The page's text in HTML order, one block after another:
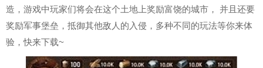
造，游戏中玩家们将会在这个土地上奖励富饶的城市， 并且还要
奖励军事堡垒，抵御其他敌人的入侵，多种不同的玩法等你来体
验，快来下载~